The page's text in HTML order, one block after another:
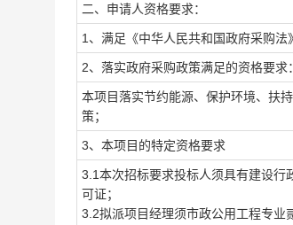
二、申请人资格要求：
1、满足《中华人民共和国政府采购法
2、落实政府采购政策满足的资格要求：
本项目落实节约能源、保护环境、扶
策；
3、本项目的特定资格要求
3.1本次招标要求投标人须具有建设行
可证；
3.2拟派项目经理须市政公用工程专业